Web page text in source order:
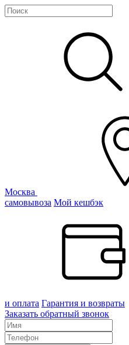
Москва
самовывоза Мой кешбэк
и оплата Гарантия и возвраты
Заказать обратный звонок